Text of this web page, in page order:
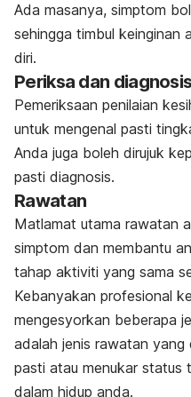
Ada masanya, simptom
sehingga timbul keinginan
diri.
Periksa dan diagnosis
Pemeriksaan penilaian
untuk mengenal pasti
Anda juga boleh dirujuk
pasti diagnosis.
Rawatan
Matlamat utama rawatan
simptom dan membantu
tahap aktiviti yang sama
Kebanyakan profesional
mengesyorkan beberapa
adalah jenis rawatan yang
pasti atau menukar status
dalam hidup anda.